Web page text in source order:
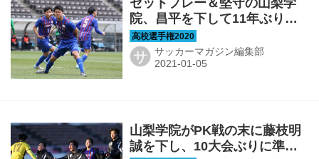
セットプレー＆堅守の山梨学
院、昌平を下して11年ぶりの
ベスト4！【準々決勝】
サ サッカーマガジン編集部
山梨学院がPK戦の末に藤枝明
誠を下し、10大会ぶりに準々